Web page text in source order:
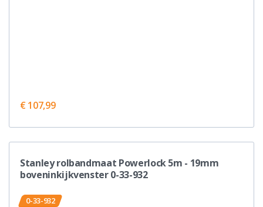
€ 107,99
Stanley rolbandmaat Powerlock 5m - 19mm
boveninkijkvenster 0-33-932
0-33-932